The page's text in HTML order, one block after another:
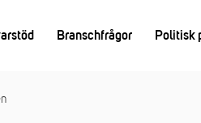
Branschfrågor Politisk